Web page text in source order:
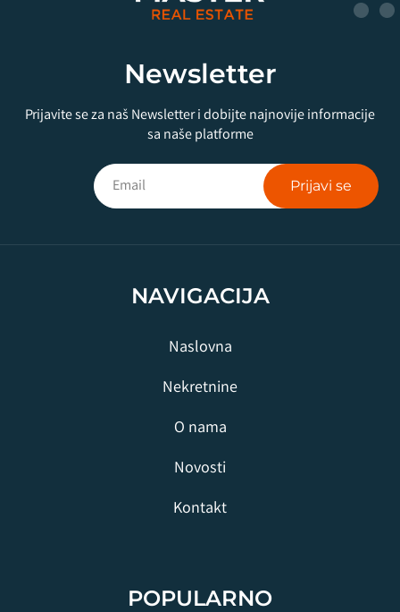
Newsletter
Prijavite se za naš Newsletter i dobijte najnovije informacije
sa naše platforme
Prijavi se
NAVIGACIJA
Naslovna
Nekretnine
O nama
Novosti
Kontakt
POPULARNO